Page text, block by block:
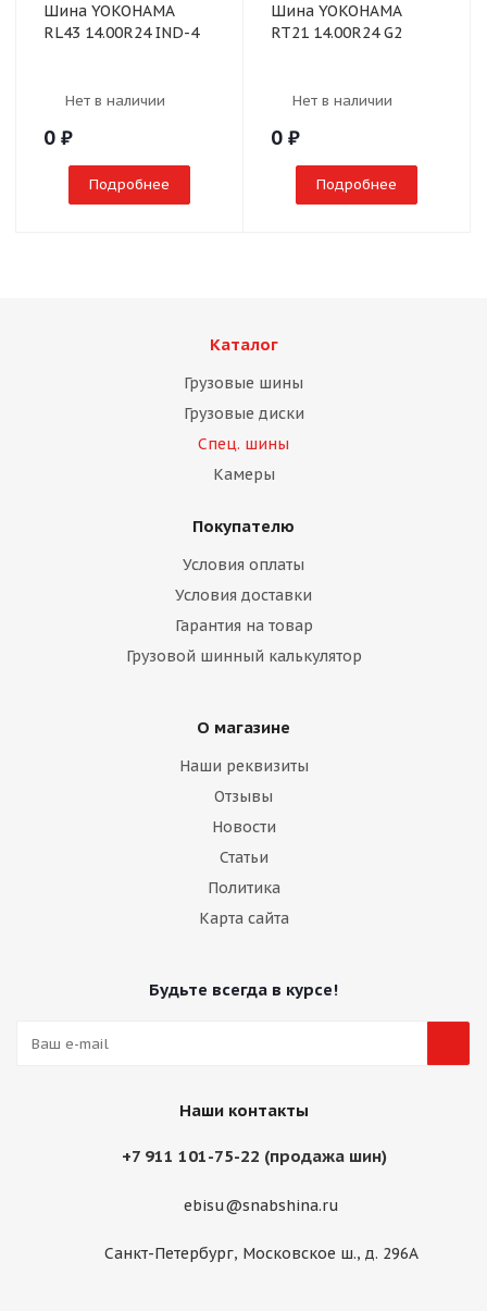
Шина YOKOHAMA
RL43 14.00R24 IND-4
Нет в наличии
0 ₽
Подробнее
Шина YOKOHAMA
RT21 14.00R24 G2
Нет в наличии
0 ₽
Подробнее
Каталог
Грузовые шины
Грузовые диски
Спец. шины
Камеры
Покупателю
Условия оплаты
Условия доставки
Гарантия на товар
Грузовой шинный калькулятор
О магазине
Наши реквизиты
Отзывы
Новости
Статьи
Политика
Карта сайта
Будьте всегда в курсе!
Наши контакты
+7 911 101-75-22 (продажа шин)
ebisu@snabshina.ru
Санкт-Петербург, Московское ш., д. 296А